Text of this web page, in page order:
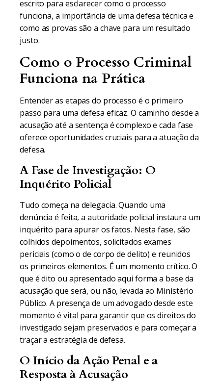
escrito para esclarecer como o processo
funciona, a importância de uma defesa técnica e
como as provas são a chave para um resultado
justo.
Como o Processo Criminal
Funciona na Prática
Entender as etapas do processo é o primeiro
passo para uma defesa eficaz. O caminho desde a
acusação até a sentença é complexo e cada fase
oferece oportunidades cruciais para a atuação da
defesa.
A Fase de Investigação: O
Inquérito Policial
Tudo começa na delegacia. Quando uma
denúncia é feita, a autoridade policial instaura um
inquérito para apurar os fatos. Nesta fase, são
colhidos depoimentos, solicitados exames
periciais (como o de corpo de delito) e reunidos
os primeiros elementos. É um momento crítico. O
que é dito ou apresentado aqui forma a base da
acusação que será, ou não, levada ao Ministério
Público. A presença de um advogado desde este
momento é vital para garantir que os direitos do
investigado sejam preservados e para começar a
traçar a estratégia de defesa.
O Início da Ação Penal e a
Resposta à Acusação